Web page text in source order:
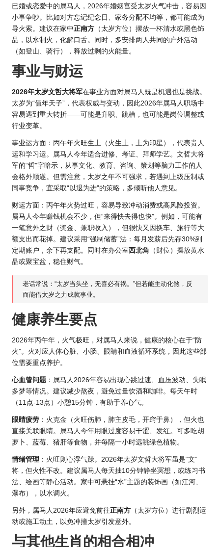
已婚或恋爱中的属马人，2026年婚姻宫受太岁火气冲击，容易因
小事争吵。比如对方忘记纪念日、家务分配不均等，都可能成为
导火索。建议在家中正南方 （太岁方位）摆放一杯清水或黑色饰
品，以水制火，化解口舌。同时，多安排两人共同的户外活动
（如登山、骑行），释放过剩的火能量。
事业与财运
2026年太岁文哲大将军在事业方面对属马人既是机遇也是挑战。
太岁为“值年天子”，代表权威与变动，因此2026年属马人职场中
容易遇到重大转折——可能是升职、跳槽，也可能是岗位调整或
行业变革。
事业运方面：丙午年火旺生土（火生土，土为印星），代表贵人
运和学习运。属马人今年适合进修、考证、拜师学艺。文哲大将
军的“哲”字暗示，从事文化、教育、咨询、策划等脑力工作的人
会格外顺遂。但需注意，太岁之年不可强求，若遇到上级压制或
同事竞争，宜采取“以退为进”的策略，多倾听他人意见。
财运方面：丙午年火势过旺，容易导致冲动消费或高风险投资。
属马人今年赚钱机会不少，但“来得快去得也快”。例如，可能有
一笔意外之财（奖金、兼职收入），但很快又因换车、旅行等大
额支出而花掉。建议采用“强制储蓄”法：每月发薪后先存30%到
定期账户，余下再支配。同时在办公室西北角 （财位）摆放黄水
晶或聚宝盆，稳住财气。
老话常说：“太岁当头坐，无喜必有祸。”但若能主动化煞，反
而能借太岁之力成就事业。
健康养生要点
2026年丙午年，火气极旺，对属马人来说，健康的核心在于“防
火”。火对应人体心脏、小肠、眼睛和血液循环系统，因此这些部
位需要重点养护。
心血管问题 ：属马 人2026年容易出现心跳过速、血压波动、失眠
多梦等情况。建议减少熬夜，避免过量饮酒和咖啡。每天午时
（11点-13点）小憩15分钟，有助于养心气。
眼睛疲劳 ：火克金（火旺伤肺，肺主皮毛，开窍于鼻），但火也
直接关联眼睛。属马人今年用眼过度容易干涩、发红。可多吃胡
萝卜、蓝莓、猪肝等食物，并每隔一小时远眺绿色植物。
情绪管理 ：火旺则心浮气躁。2026年太岁文哲大将军虽是“文”
将，但火性不改。建议属马人每天抽10分钟静坐冥想，或练习书
法、绘画等静心活动。家中可悬挂“水”主题的装饰画（如江河、
瀑布），以水调火。
另外，属马人2026年应避免前往正南方 （太岁方位）进行剧烈运
动或施工动土，以免冲撞太岁引发意外。
与其他生肖的相合相冲